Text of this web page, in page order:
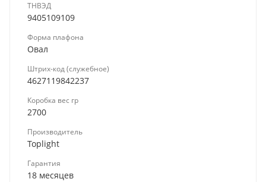
ТНВЭД
9405109109
Форма плафона
Овал
Штрих-код (служебное)
4627119842237
Коробка вес гр
2700
Производитель
Toplight
Гарантия
18 месяцев